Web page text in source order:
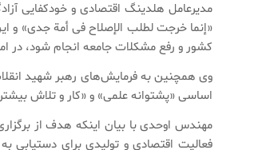
مدیرعامل هلدینگ اقتصادی و خودکفایی
«إنما خرجت لطلب الإصلاح فی أمة جدی» و
کشور و رفع مشکلات جامعه انجام شود، در
اساسی «پشتوانه علمی» و «کار و تلاش
مهندس اوحدی با بیان اینکه هدف از
فعالیت اقتصادی و تولیدی برای دستیابی